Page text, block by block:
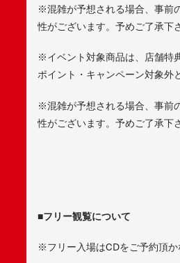
※混雑が予想される場合、事前
性がございます。予めご了承下
※イベント対象商品は、店舗特
ポイント・キャンペーン対象外
※混雑が予想される場合、事前
性がございます。予めご了承下
■フリー観覧について
※フリー入場はCDをご予約頂か